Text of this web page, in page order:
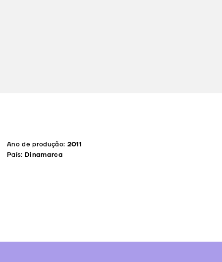
Ano de produção: 2011
País: Dinamarca